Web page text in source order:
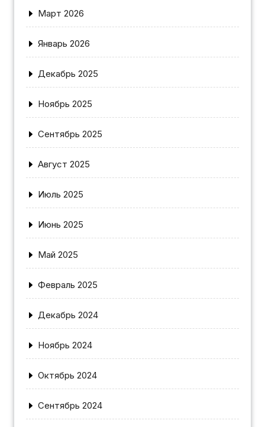
Март 2026
Январь 2026
Декабрь 2025
Ноябрь 2025
Сентябрь 2025
Август 2025
Июль 2025
Июнь 2025
Май 2025
Февраль 2025
Декабрь 2024
Ноябрь 2024
Октябрь 2024
Сентябрь 2024